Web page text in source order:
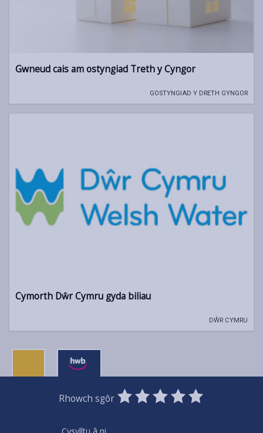
Gwneud cais am ostyngiad Treth y Cyngor
GOSTYNGIAD Y DRETH GYNGOR
Cymorth Dŵr Cymru gyda biliau
DŴR CYMRU
Rhowch sgôr
0
Stars
1
Star
2
Stars
3
Stars
4
Stars
5
Stars